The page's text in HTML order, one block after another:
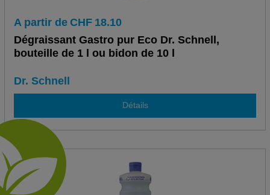
A partir de CHF 18.10
Dégraissant Gastro pur Eco Dr. Schnell,
bouteille de 1 l ou bidon de 10 l
Dr. Schnell
Détails